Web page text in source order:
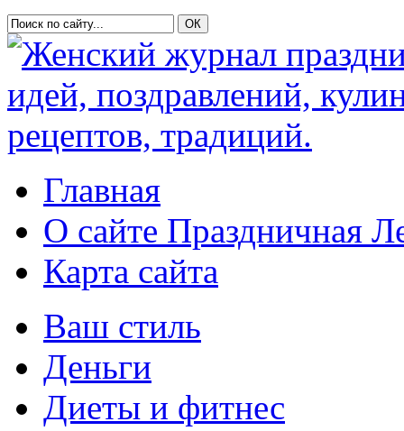
Главная
О сайте Праздничная
Карта сайта
Ваш стиль
Деньги
Диеты и фитнес